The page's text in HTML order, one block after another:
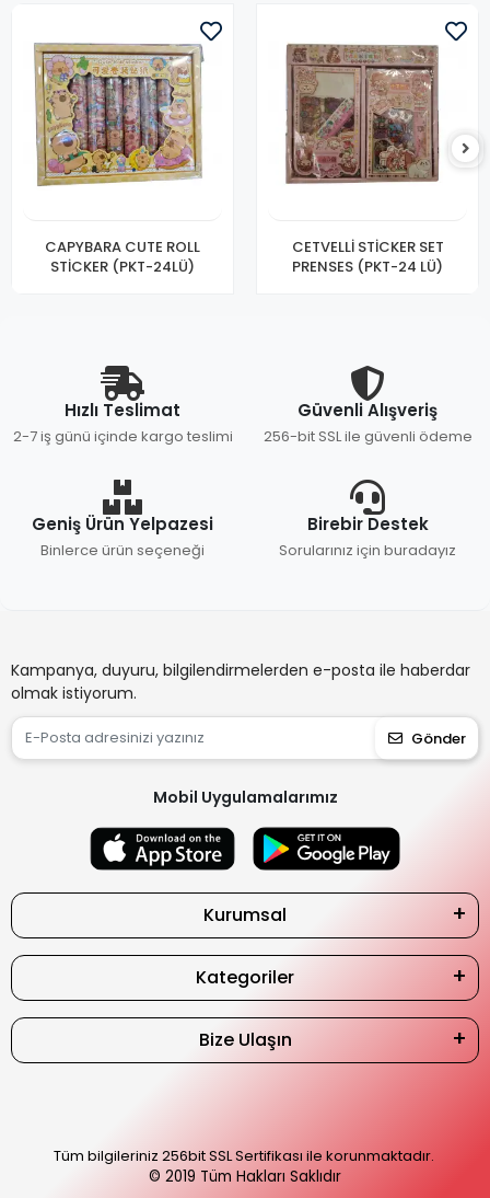
CAPYBARA CUTE ROLL
STİCKER (PKT-24LÜ)
CETVELLİ STİCKER SET
PRENSES (PKT-24 LÜ)
Hızlı Teslimat
2-7 iş günü içinde kargo teslimi
Güvenli Alışveriş
256-bit SSL ile güvenli ödeme
Geniş Ürün Yelpazesi
Binlerce ürün seçeneği
Birebir Destek
Sorularınız için buradayız
Kampanya, duyuru, bilgilendirmelerden e-posta ile haberdar
olmak istiyorum.
Gönder
Mobil Uygulamalarımız
Kurumsal
Kategoriler
Bize Ulaşın
Tüm bilgileriniz 256bit SSL Sertifikası ile korunmaktadır.
© 2019 Tüm Hakları Saklıdır